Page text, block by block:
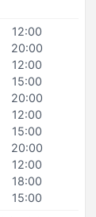
12:00
20:00
12:00
15:00
20:00
12:00
15:00
20:00
12:00
18:00
15:00